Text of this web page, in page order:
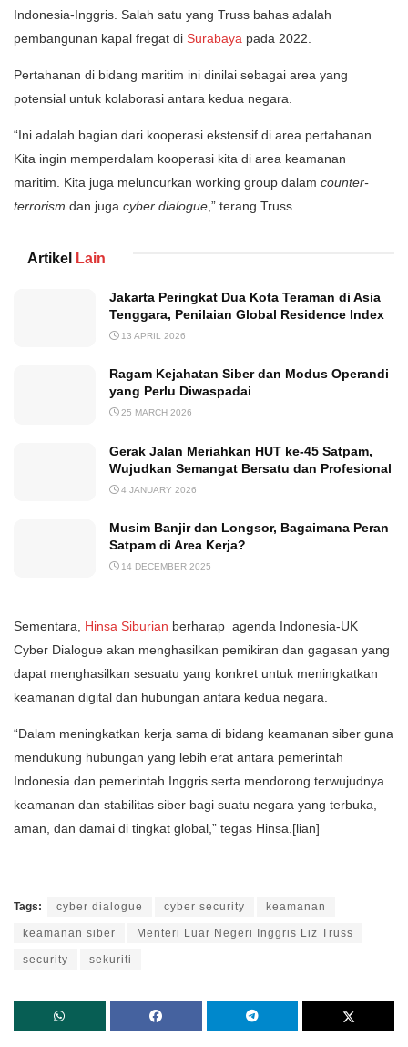
Indonesia-Inggris. Salah satu yang Truss bahas adalah
pembangunan kapal fregat di Surabaya pada 2022.
Pertahanan di bidang maritim ini dinilai sebagai area yang
potensial untuk kolaborasi antara kedua negara.
“Ini adalah bagian dari kooperasi ekstensif di area pertahanan.
Kita ingin memperdalam kooperasi kita di area keamanan
maritim. Kita juga meluncurkan working group dalam counter-
terrorism dan juga cyber dialogue ,” terang Truss.
Artikel Lain
Jakarta Peringkat Dua Kota Teraman di Asia
Tenggara, Penilaian Global Residence Index
13 APRIL 2026
Ragam Kejahatan Siber dan Modus Operandi
yang Perlu Diwaspadai
25 MARCH 2026
Gerak Jalan Meriahkan HUT ke-45 Satpam,
Wujudkan Semangat Bersatu dan Profesional
4 JANUARY 2026
Musim Banjir dan Longsor, Bagaimana Peran
Satpam di Area Kerja?
14 DECEMBER 2025
Sementara, Hinsa Siburian berharap agenda Indonesia-UK
Cyber ​​Dialogue akan menghasilkan pemikiran dan gagasan yang
dapat menghasilkan sesuatu yang konkret untuk meningkatkan
keamanan digital dan hubungan antara kedua negara.
“Dalam meningkatkan kerja sama di bidang keamanan siber guna
mendukung hubungan yang lebih erat antara pemerintah
Indonesia dan pemerintah Inggris serta mendorong terwujudnya
keamanan dan stabilitas siber bagi suatu negara yang terbuka,
aman, dan damai di tingkat global,” tegas Hinsa.[lian]
Tags: cyber dialogue cyber security keamanan
keamanan siber Menteri Luar Negeri Inggris Liz Truss
security sekuriti